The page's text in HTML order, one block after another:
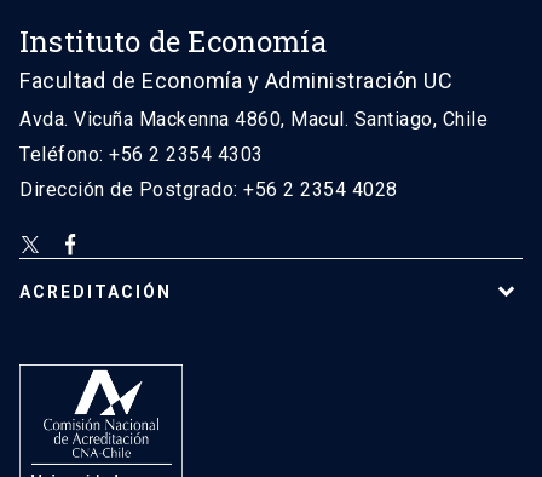
Instituto de Economía
Facultad de Economía y Administración UC
Avda. Vicuña Mackenna 4860, Macul. Santiago, Chile
Teléfono: +56 2 2354 4303
Dirección de Postgrado: +56 2 2354 4028
ACREDITACIÓN